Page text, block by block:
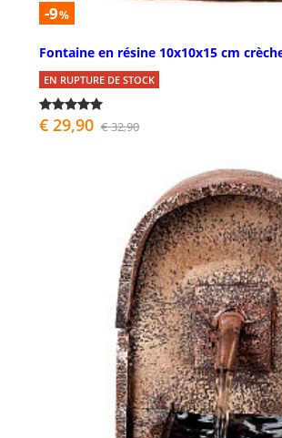
-9%
Fontaine en résine 10x10x15 cm
EN RUPTURE DE STOCK
€ 29,90 € 32,90